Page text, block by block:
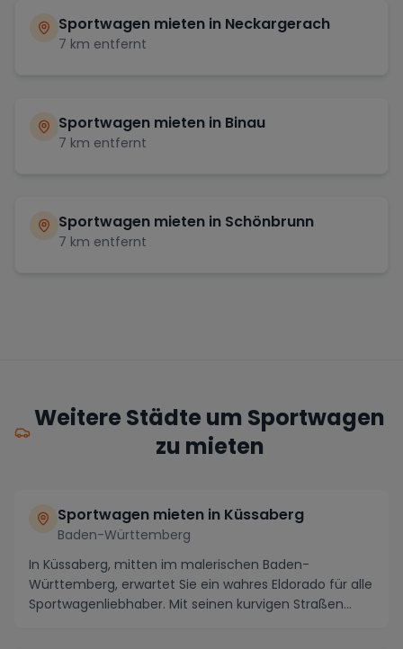
Sportwagen mieten in Neckargerach
7 km entfernt
Sportwagen mieten in Binau
7 km entfernt
Sportwagen mieten in Schönbrunn
7 km entfernt
Weitere Städte um Sportwagen
zu mieten
Sportwagen mieten in Küssaberg
Baden-Württemberg
In Küssaberg, mitten im malerischen Baden-
Württemberg, erwartet Sie ein wahres Eldorado für alle
Sportwagenliebhaber. Mit seinen kurvigen Straßen